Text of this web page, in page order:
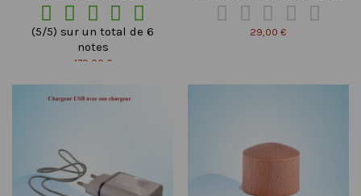
    
(5/5) sur un total de 6
notes
179,00 €
    
29,00 €